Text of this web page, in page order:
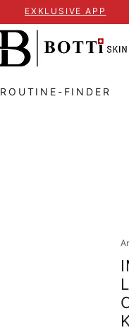
EXKLUSIVE APP
ROUTINE-FINDER